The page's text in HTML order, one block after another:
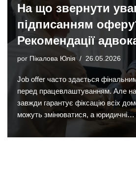
На що звернути
підписанням
Рекомендації
por Пікалова Юлія 26.05.2026
Job offer часто здається
перед працевлаштуванням. Але на
завжди гарантує фіксацію всіх
можуть змінюватися, а юридичні…